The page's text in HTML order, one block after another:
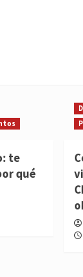
te
qué